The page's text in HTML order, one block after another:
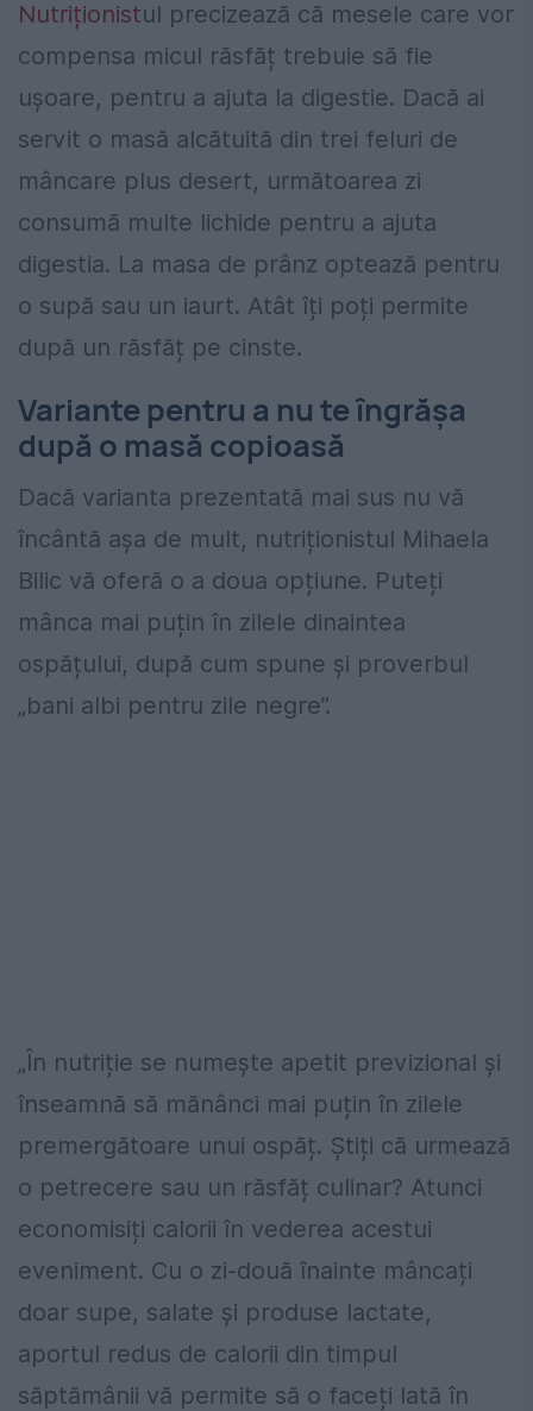
Nutriționistul precizează că mesele care vor
compensa micul răsfăț trebuie să fie
ușoare, pentru a ajuta la digestie. Dacă ai
servit o masă alcătuită din trei feluri de
mâncare plus desert, următoarea zi
consumă multe lichide pentru a ajuta
digestia. La masa de prânz optează pentru
o supă sau un iaurt. Atât îți poți permite
după un răsfăț pe cinste.
Variante pentru a nu te îngrășa
după o masă copioasă
Dacă varianta prezentată mai sus nu vă
încântă așa de mult, nutriționistul Mihaela
Bilic vă oferă o a doua opțiune. Puteți
mânca mai puțin în zilele dinaintea
ospățului, după cum spune și proverbul
„bani albi pentru zile negre”.
„În nutriție se numește apetit previzional și
înseamnă să mănânci mai puțin în zilele
premergătoare unui ospăț. Știți că urmează
o petrecere sau un răsfăț culinar? Atunci
economisiți calorii în vederea acestui
eveniment. Cu o zi-două înainte mâncați
doar supe, salate și produse lactate,
aportul redus de calorii din timpul
săptămânii vă permite să o faceți lată în